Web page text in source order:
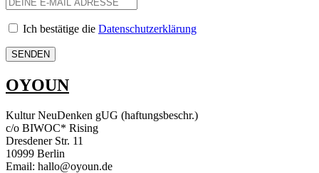
Ich bestätige die Datenschutzerklärung
OYOUN
Kultur NeuDenken gUG (haftungsbeschr.)
c/o BIWOC* Rising
Dresdener Str. 11
10999 Berlin
Email: hallo@oyoun.de